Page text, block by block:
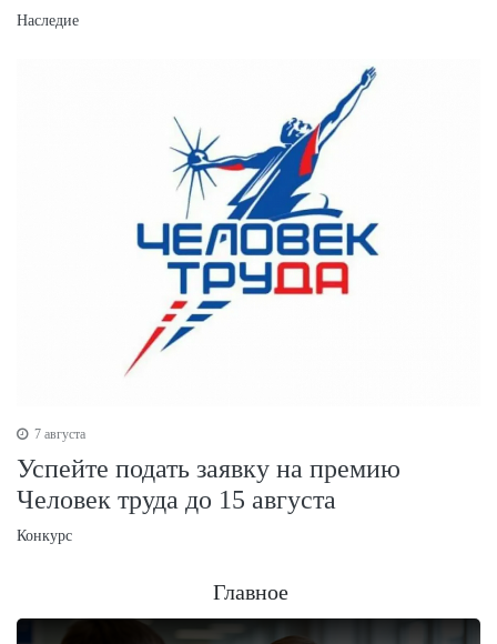
Наследие
7 августа
Успейте подать заявку на премию
Человек труда до 15 августа
Конкурс
Главное